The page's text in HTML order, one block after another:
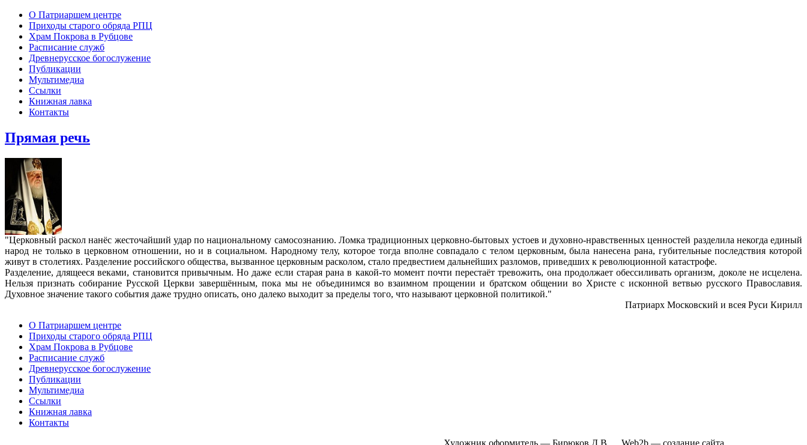
О Патриаршем центре
Приходы старого обряда РПЦ
Храм Покрова в Рубцове
Расписание служб
Древнерусское богослужение
Публикации
Мультимедиа
Ссылки
Книжная лавка
Контакты
Прямая речь
"Церковный раскол нанёс жесточайший удар по национальному самосознанию. Ломка традиционных церковно-бытовых устоев и духовно-нравственных ценностей разделила некогда единый
народ не только в церковном отношении, но и в социальном. Народному телу, которое тогда вполне совпадало с телом церковным, была нанесена рана, губительные последствия которой
живут в столетиях. Разделение российского общества, вызванное церковным расколом, стало предвестием дальнейших разломов, приведших к революционной катастрофе.
Разделение, длящееся веками, становится привычным. Но даже если старая рана в какой-то момент почти перестаёт тревожить, она продолжает обессиливать организм, доколе не исцелена.
Нельзя признать собирание Русской Церкви завершённым, пока мы не объединимся во взаимном прощении и братском общении во Христе с исконной ветвью русского Православия.
Духовное значение такого события даже трудно описать, оно далеко выходит за пределы того, что называют церковной политикой."
Патриарх Московский и всея Руси Кирилл
О Патриаршем центре
Приходы старого обряда РПЦ
Храм Покрова в Рубцове
Расписание служб
Древнерусское богослужение
Публикации
Мультимедиа
Ссылки
Книжная лавка
Контакты
Художник оформитель — Бирюков Д.В. Web2b — создание сайта